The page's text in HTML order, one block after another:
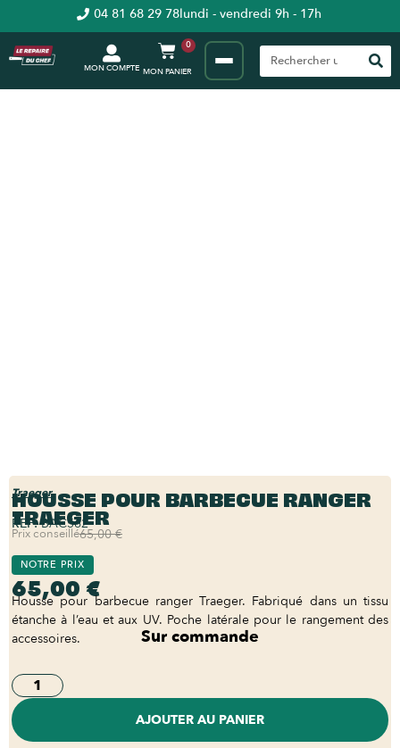
04 81 68 29 78lundi - vendredi 9h - 17h
MON COMPTE
0
Traeger
HOUSSE POUR BARBECUE RANGER
TRAEGER
REF:BAC562
Prix conseillé65,00 €
NOTRE PRIX
65,00 €
Housse pour barbecue ranger Traeger. Fabriqué dans un tissu
étanche à l’eau et aux UV. Poche latérale pour le rangement des
accessoires.
Sur commande
AJOUTER AU PANIER